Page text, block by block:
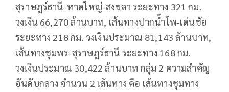
สุราษฎร์ธานี-หาดใหญ่-สงขลา ระยะทาง 321 กม.
วงเงิน 66,270 ล้านบาท, เส้นทางปากน้ำโพ-เด่นชัย
ระยะทาง 218 กม. วงเงินประมาณ 81,143 ล้านบาท,
เส้นทางชุมพร-สุราษฎร์ธานี ระยะทาง 168 กม.
วงเงินประมาณ 30,422 ล้านบาท กลุ่ม 2 ความสำคัญ
อันดับกลาง จำนวน 2 เส้นทาง คือ เส้นทางชุมทาง